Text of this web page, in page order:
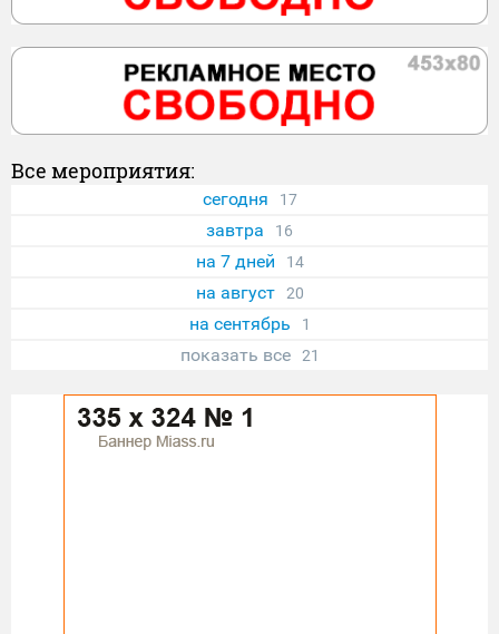
Все мероприятия:
сегодня 17
завтра 16
на 7 дней 14
на август 20
на сентябрь 1
показать все 21